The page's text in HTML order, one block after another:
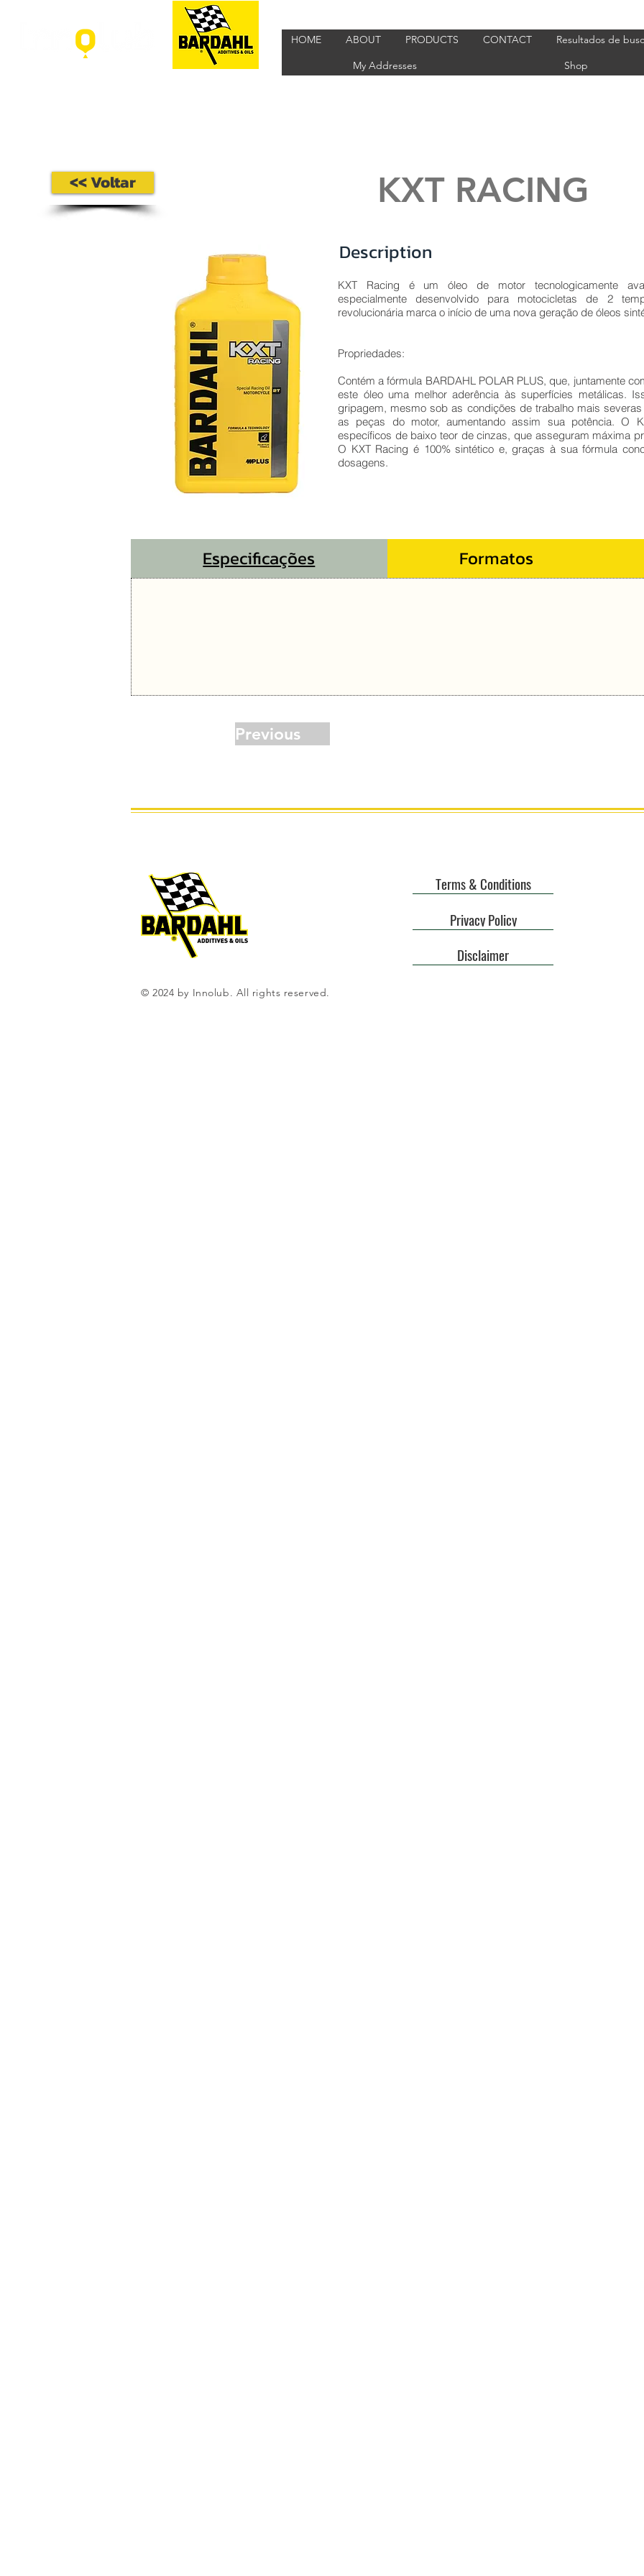
HOME ABOUT PRODUCTS CONTACT
Resultados de
My Addresses
Shop
<< Voltar KXT RACING
Description
KXT Racing é um óleo de motor tecnologicamente
especialmente desenvolvido para motocicletas de 2
revolucionária marca o início de uma nova geração de óleos
Propriedades:
Contém a fórmula BARDAHL POLAR PLUS, que, juntamente
este óleo uma melhor aderência às superfícies metálicas.
gripagem, mesmo sob as condições de trabalho mais
as peças do motor, aumentando assim sua potência. O
específicos de baixo teor de cinzas, que asseguram máxima
O KXT Racing é 100% sintético e, graças à sua fórmula
dosagens.
Especificações Formatos
Previous
Terms & Conditions
Privacy Policy
Disclaimer
© 2024 by Innolub. All rights reserved.